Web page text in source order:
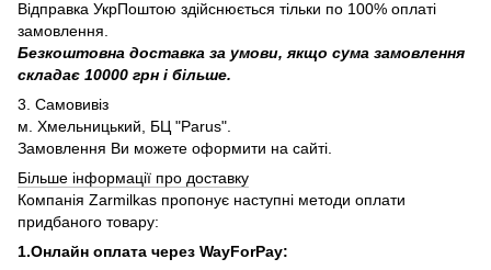
Відправка УкрПоштою здійснюється тільки по 100% оплаті
замовлення.
Безкоштовна доставка за умови, якщо сума замовлення
складає 10000 грн і більше.
3. Самовивіз
м. Хмельницький, БЦ "Parus".
Замовлення Ви можете оформити на сайті.
Більше інформації про доставку
Компанія Zarmilkas пропонує наступні методи оплати
придбаного товару:
1.Онлайн оплата через WayForPay: